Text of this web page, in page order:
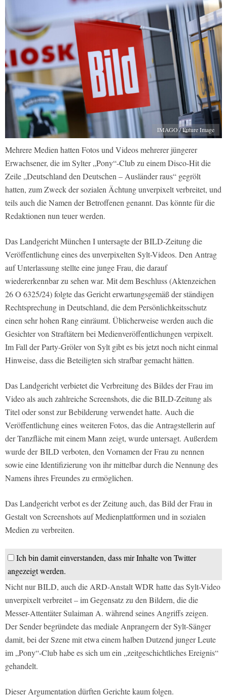
IMAGO / Future Image
Mehrere Medien hatten Fotos und Videos mehrerer jüngerer
Erwachsener, die im Sylter „Pony“-Club zu einem Disco-Hit die
Zeile „Deutschland den Deutschen – Ausländer raus“ gegrölt
hatten, zum Zweck der sozialen Ächtung unverpixelt verbreitet, und
teils auch die Namen der Betroffenen genannt. Das könnte für die
Redaktionen nun teuer werden.
Das Landgericht München I untersagte der BILD-Zeitung die
Veröffentlichung eines des unverpixelten Sylt-Videos. Den Antrag
auf Unterlassung stellte eine junge Frau, die darauf
wiedererkennbar zu sehen war. Mit dem Beschluss (Aktenzeichen
26 O 6325/24) folgte das Gericht erwartungsgemäß der ständigen
Rechtsprechung in Deutschland, die dem Persönlichkeitsschutz
einen sehr hohen Rang einräumt. Üblicherweise werden auch die
Gesichter von Straftätern bei Medienveröffentlichungen verpixelt.
Im Fall der Party-Gröler von Sylt gibt es bis jetzt noch nicht einmal
Hinweise, dass die Beteiligten sich strafbar gemacht hätten.
Das Landgericht verbietet die Verbreitung des Bildes der Frau im
Video als auch zahlreiche Screenshots, die die BILD-Zeitung als
Titel oder sonst zur Bebilderung verwendet hatte. Auch die
Veröffentlichung eines weiteren Fotos, das die Antragstellerin auf
der Tanzfläche mit einem Mann zeigt, wurde untersagt. Außerdem
wurde der BILD verboten, den Vornamen der Frau zu nennen
sowie eine Identifizierung von ihr mittelbar durch die Nennung des
Namens ihres Freundes zu ermöglichen.
Das Landgericht verbot es der Zeitung auch, das Bild der Frau in
Gestalt von Screenshots auf Medienplattformen und in sozialen
Medien zu verbreiten.
Ich bin damit einverstanden, dass mir Inhalte von Twitter
angezeigt werden.
Nicht nur BILD, auch die ARD-Anstalt WDR hatte das Sylt-Video
unverpixelt verbreitet – im Gegensatz zu den Bildern, die die
Messer-Attentäter Sulaiman A. während seines Angriffs zeigen.
Der Sender begründete das mediale Anprangern der Sylt-Sänger
damit, bei der Szene mit etwa einem halben Dutzend junger Leute
im „Pony“-Club habe es sich um ein „zeitgeschichtliches Ereignis“
gehandelt.
Dieser Argumentation dürften Gerichte kaum folgen.